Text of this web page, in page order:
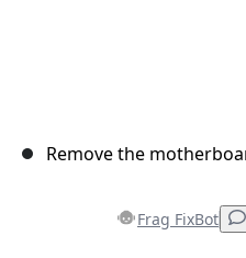
Remove the
Frag FixBot